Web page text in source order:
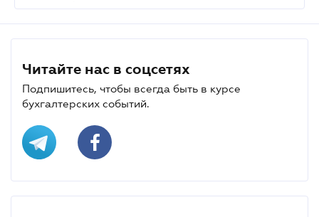
Читайте нас в соцсетях
Подпишитесь, чтобы всегда быть в курсе
бухгалтерских событий.